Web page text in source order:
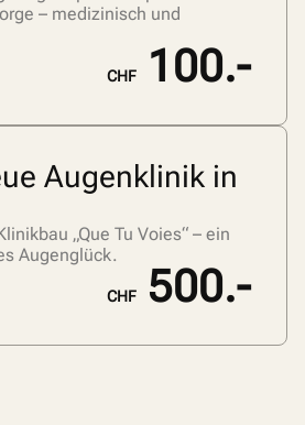
– medizinisch und
CHF 100.-
Augenklinik in
„Que Tu Voies“ – ein
Augenglück.
CHF 500.-